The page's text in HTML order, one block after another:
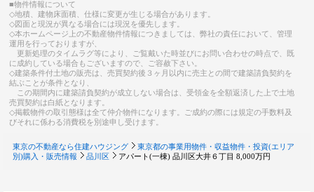
■物件情報について
◇地積、建物床面積、仕様に変更が生じる場合があります。
◇図面と現況が異なる場合には現況を優先します。
◇本ホームページ上の不動産物件情報につきましては、弊社の責任において、管理
運用を行っておりますが、
更新処理のタイムラグ等により、ご覧戴いた時並びにお問い合わせの時点で、既
に成約している場合もございますので、ご容赦下さい。
◇建築条件付土地の販売は、売買契約後３ヶ月以内に売主との間で建築請負契約を
結ぶことが条件となり、
この期間内に建築請負契約が成立しない場合は、受領金を全額返済した上で土地
売買契約は白紙となります。
◇掲載物件の取引態様は全て仲介物件になります。ご成約の際には規定の手数料及
びそれに係わる消費税を別途申し受けます。
東京の不動産なら住建ハウジング
東京都の事業用物件・収益物件・投資(エリア
別)購入・販売情報
品川区 アパート(一棟) 品川区大井６丁目 8,000万円